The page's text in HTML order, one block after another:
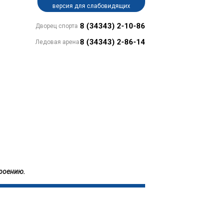
версия для слабовидящих
8 (34343) 2-10-86
Дворец спорта
8 (34343) 2-86-14
Ледовая арена